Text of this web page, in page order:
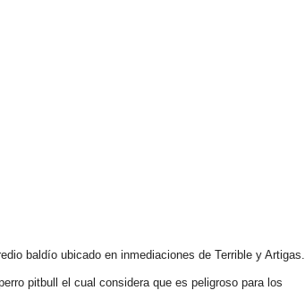
baldío ubicado en inmediaciones de Terrible y Artigas.
pitbull el cual considera que es peligroso para los